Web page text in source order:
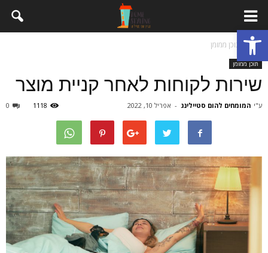
פתח סרגל נגישות
בית תוכן ממומן
תוכן ממומן
שירות לקוחות לאחר קניית מוצר
ע"י המומחים להום סטיילינג - אפריל 10, 2022 0 1118